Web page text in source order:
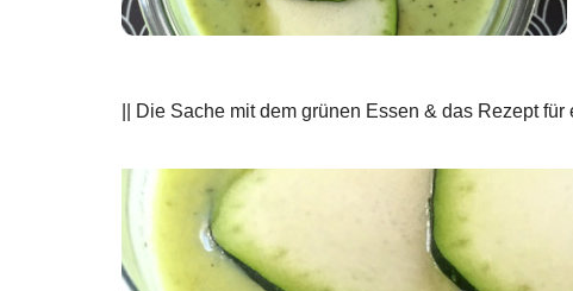
|| Die Sache mit dem grünen Essen & das Rezept